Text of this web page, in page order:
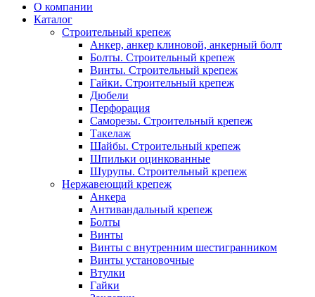
О компании
Каталог
Строительный крепеж
Анкер, анкер клиновой, анкерный болт
Болты. Строительный крепеж
Винты. Строительный крепеж
Гайки. Строительный крепеж
Дюбели
Перфорация
Саморезы. Строительный крепеж
Такелаж
Шайбы. Строительный крепеж
Шпильки оцинкованные
Шурупы. Строительный крепеж
Нержавеющий крепеж
Анкера
Антивандальный крепеж
Болты
Винты
Винты с внутренним шестигранником
Винты установочные
Втулки
Гайки